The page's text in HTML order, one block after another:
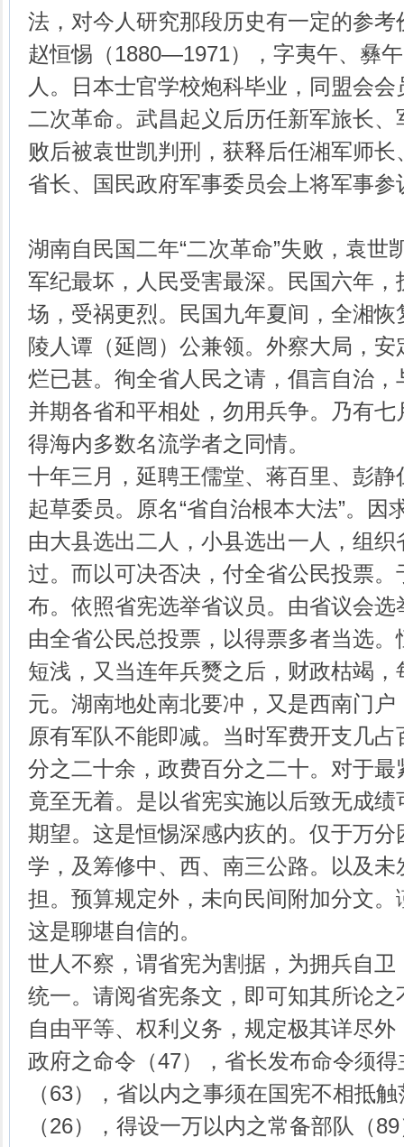
法，对今人研究那段历史有一定的参考
赵恒惕（1880—1971），字夷午、彝
人。日本士官学校炮科毕业，同盟会
二次革命。武昌起义后历任新军旅长
败后被袁世凯判刑，获释后任湘军师
省长、国民政府军事委员会上将军事参
湖南自民国二年“二次革命”失败，袁世
军纪最坏，人民受害最深。民国六年
场，受祸更烈。民国九年夏间，全湘
陵人谭（延闿）公兼领。外察大局，
烂已甚。徇全省人民之请，倡言自治
并期各省和平相处，勿用兵争。乃有
得海内多数名流学者之同情。
十年三月，延聘王儒堂、蒋百里、彭
起草委员。原名“省自治根本大法”。因
由大县选出二人，小县选出一人，组
过。而以可决否决，付全省公民投票
布。依照省宪选举省议员。由省议会
由全省公民总投票，以得票多者当选
短浅，又当连年兵燹之后，财政枯竭
元。湖南地处南北要冲，又是西南门
原有军队不能即减。当时军费开支几
分之二十余，政费百分之二十。对于
竟至无着。是以省宪实施以后致无成
期望。这是恒惕深感内疚的。仅于万
学，及筹修中、西、南三公路。以及
担。预算规定外，未向民间附加分文
这是聊堪自信的。
世人不察，谓省宪为割据，为拥兵自
统一。请阅省宪条文，即可知其所论
自由平等、权利义务，规定极其详尽
政府之命令（47），省长发布命令须
（63），省以内之事须在国宪不相抵
（26），得设一万以内之常备部队（